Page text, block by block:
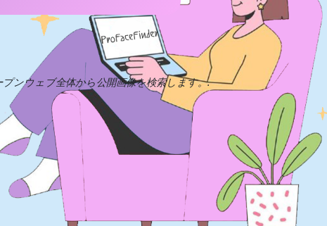
ンウェブ全体から公開画像を検索します。.